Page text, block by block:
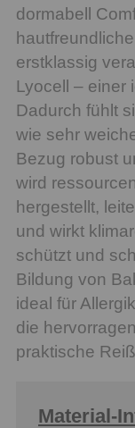
dormabell
erstklassig
Lyocell – einer
Dadurch fühlt
wie sehr
Bezug robust
wird
hergestellt,
und wirkt
schützt und
Bildung von
ideal für
die
praktische
Material-